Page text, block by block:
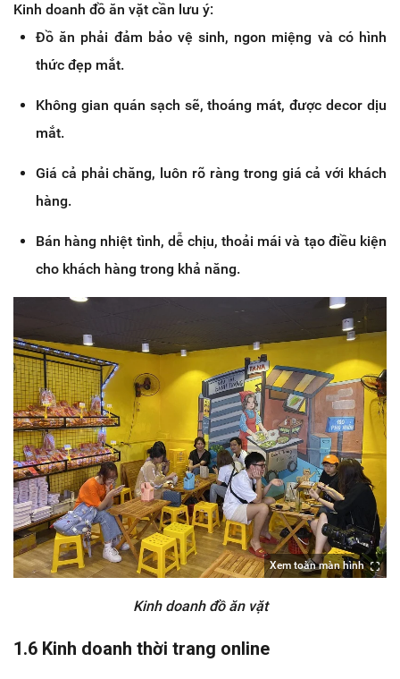
Kinh doanh đồ ăn vặt cần lưu ý:
Đồ ăn phải đảm bảo vệ sinh, ngon miệng và có hình
thức đẹp mắt.
Không gian quán sạch sẽ, thoáng mát, được decor dịu
mắt.
Giá cả phải chăng, luôn rõ ràng trong giá cả với khách
hàng.
Bán hàng nhiệt tình, dễ chịu, thoải mái và tạo điều kiện
cho khách hàng trong khả năng.
Xem toàn màn hình
Kinh doanh đồ ăn vặt
1.6 Kinh doanh thời trang online